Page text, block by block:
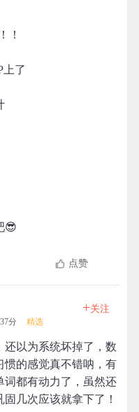
！
上了
😎
点赞
分 精选
+关注
还以为系统坏掉了，数
惯的感觉真不错呐，有
词都有动力了，虽然还
几次应该就拿下了！